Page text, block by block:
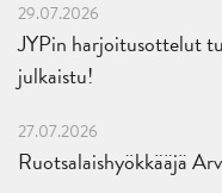
29.07.2026
JYPin harjoitusottelut
julkaistu!
27.07.2026
Ruotsalaishyökkääjä